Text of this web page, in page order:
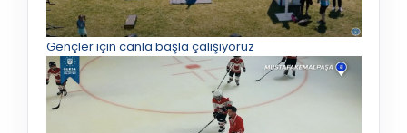
Gençler için canla başla çalışıyoruz